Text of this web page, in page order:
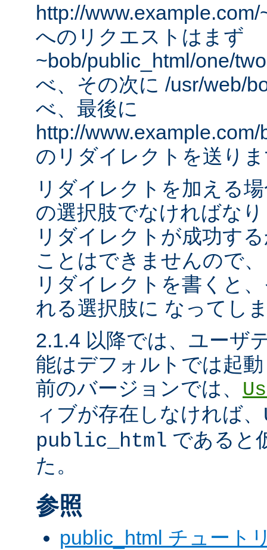
http://
へのリクエストはまず
~bob/public_html/one/
べ、その次に /usr/web/
べ、最後に
http://
のリダイレクトを送り
リダイレクトを加える
の選択肢でなければな
リダイレクトが成功す
ことはできませんので
リダイレクトを書くと
れる選択肢に なってし
2.1.4 以降では、ユーザ
能はデフォルトでは起
前のバージョンでは、
ィブが存在しなければ、
public_html であると
た。
参照
public_html チュート